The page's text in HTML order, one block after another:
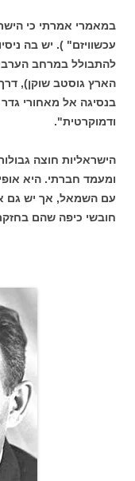
במאמרי אמרתי כי
עכשוויזם" ). יש בה
להתבולל במרחב
הארץ גוסטב שוקן),
בנסיגה אל מאחורי גדר
ודמוקרטית".
הישראליות חוצה
ומעמד חברתי. היא
עם השמאל, אך יש גם
חובשי כיפה שהם